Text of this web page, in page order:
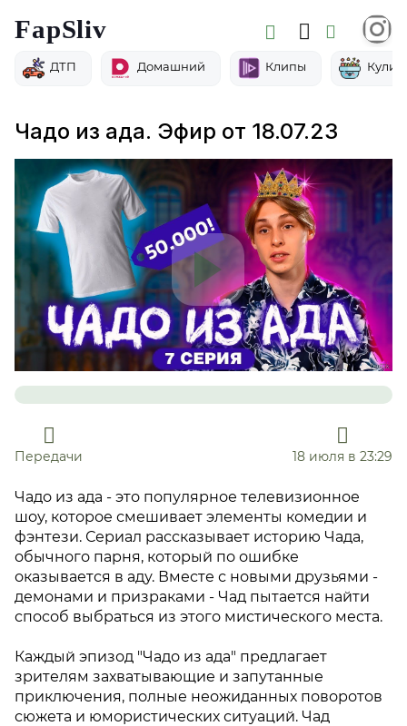
FapSliv
ДТП Домашний Клипы
Чадо из ада. Эфир от 18.07.23
Передачи 18 июля в 23:29
Чадо из ада - это популярное телевизионное
шоу, которое смешивает элементы комедии и
фэнтези. Сериал рассказывает историю Чада,
обычного парня, который по ошибке
оказывается в аду. Вместе с новыми друзьями -
демонами и призраками - Чад пытается найти
способ выбраться из этого мистического места.
Каждый эпизод "Чадо из ада" предлагает
зрителям захватывающие и запутанные
приключения, полные неожиданных поворотов
сюжета и юмористических ситуаций. Чад